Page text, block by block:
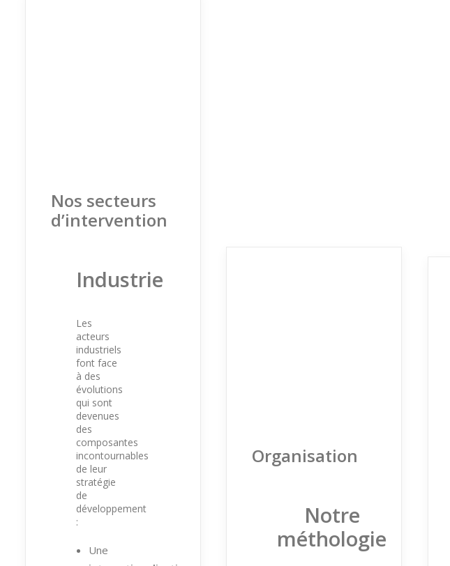
Nos secteurs
d’intervention
Industrie
Les
acteurs
industriels
font face
à des
évolutions
qui sont
devenues
des
composantes
incontournables
de leur
stratégie
de
développement
:
Une
Organisation
Notre
méthologie